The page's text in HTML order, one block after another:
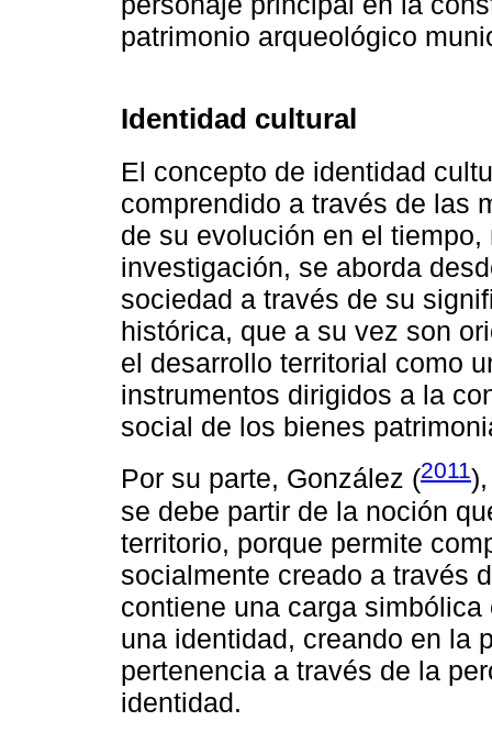
patrimonio arqueológico
Identidad cultural
El concepto de identidad
comprendido a través de las
de su evolución en el
investigación, se aborda
sociedad a través de su
histórica, que a su vez son
el desarrollo territorial como
instrumentos dirigidos a la
social de los bienes
Por su parte, González (2011
se debe partir de la noción
territorio, porque permite
socialmente creado a través
contiene una carga
una identidad, creando en la
pertenencia a través de la
identidad.